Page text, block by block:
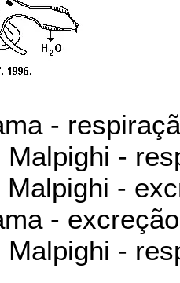
-
Malpighi -
-
-
Malpighi -